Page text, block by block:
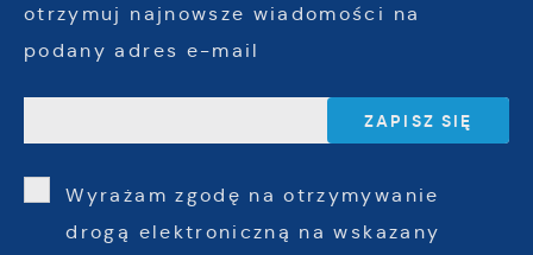
otrzymuj najnowsze wiadomości na
podany adres e-mail
Wyrażam zgodę na otrzymywanie
drogą elektroniczną na wskazany